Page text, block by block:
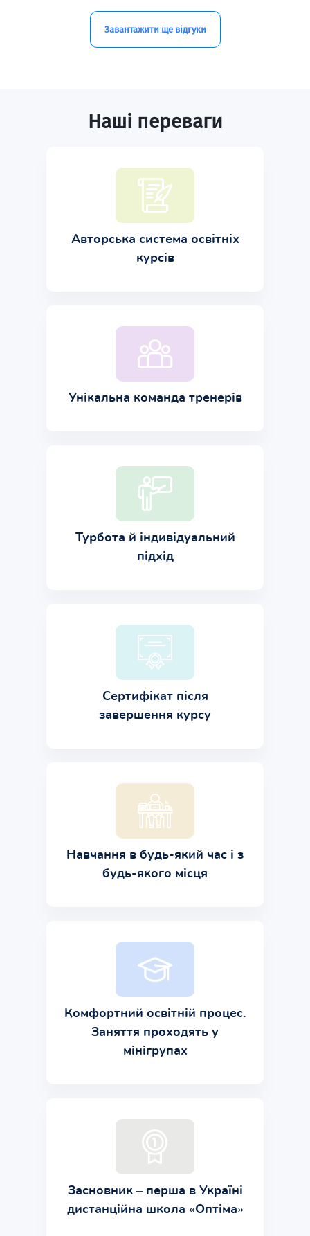
Завантажити ще відгуки
Наші переваги
Авторська система освітніх
курсів
Унікальна команда тренерів
Турбота й індивідуальний
підхід
Сертифікат після
завершення курсу
Навчання в будь-який час і з
будь-якого місця
Комфортний освітній процес.
Заняття проходять у
мінігрупах
Засновник – перша в Україні
дистанційна школа «Оптіма»